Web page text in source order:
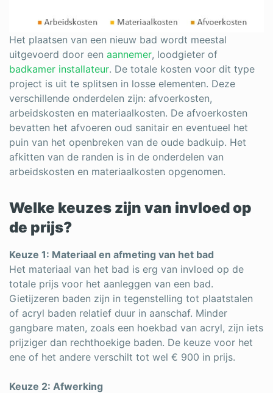
Het plaatsen van een nieuw bad wordt meestal
uitgevoerd door een aannemer, loodgieter of
badkamer installateur. De totale kosten voor dit type
project is uit te splitsen in losse elementen. Deze
verschillende onderdelen zijn: afvoerkosten,
arbeidskosten en materiaalkosten. De afvoerkosten
bevatten het afvoeren oud sanitair en eventueel het
puin van het openbreken van de oude badkuip. Het
afkitten van de randen is in de onderdelen van
arbeidskosten en materiaalkosten opgenomen.
Welke keuzes zijn van invloed op
de prijs?
Keuze 1: Materiaal en afmeting van het bad
Het materiaal van het bad is erg van invloed op de
totale prijs voor het aanleggen van een bad.
Gietijzeren baden zijn in tegenstelling tot plaatstalen
of acryl baden relatief duur in aanschaf. Minder
gangbare maten, zoals een hoekbad van acryl, zijn iets
prijziger dan rechthoekige baden. De keuze voor het
ene of het andere verschilt tot wel € 900 in prijs.
Keuze 2: Afwerking